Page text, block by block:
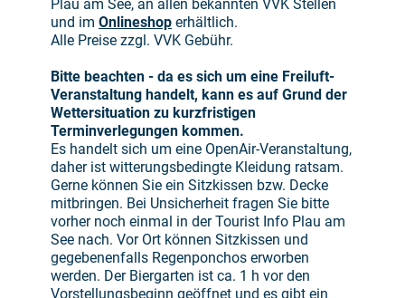
Plau am See, an allen bekannten VVK Stellen
und im Onlineshop erhältlich.
Alle Preise zzgl. VVK Gebühr.
Bitte beachten - da es sich um eine Freiluft-
Veranstaltung handelt, kann es auf Grund der
Wettersituation zu kurzfristigen
Terminverlegungen kommen.
Es handelt sich um eine OpenAir-Veranstaltung,
daher ist witterungsbedingte Kleidung ratsam.
Gerne können Sie ein Sitzkissen bzw. Decke
mitbringen. Bei Unsicherheit fragen Sie bitte
vorher noch einmal in der Tourist Info Plau am
See nach. Vor Ort können Sitzkissen und
gegebenenfalls Regenponchos erworben
werden. Der Biergarten ist ca. 1 h vor den
Vorstellungsbeginn geöffnet und es gibt ein